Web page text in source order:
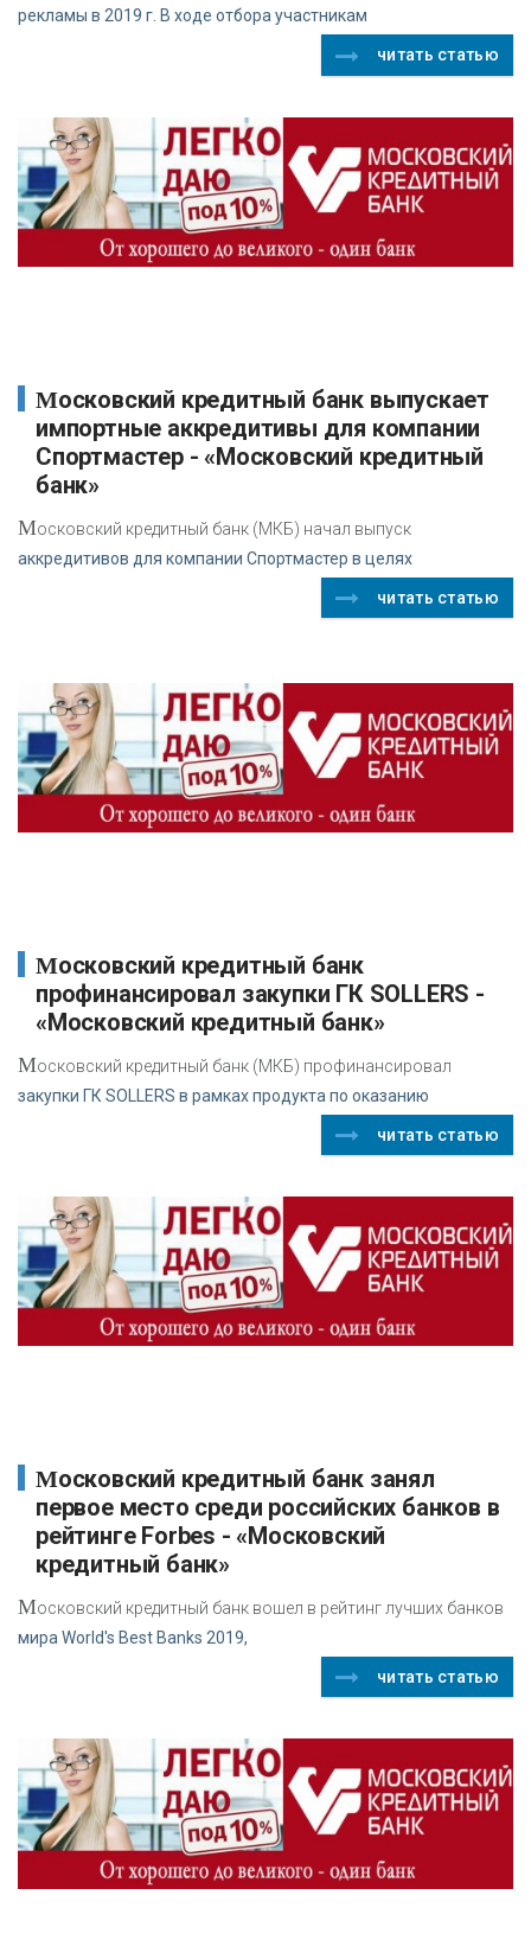
рекламы в 2019 г. В ходе отбора участникам
читать статью
Московский кредитный банк выпускает
импортные аккредитивы для компании
Спортмастер - «Московский кредитный
банк»
Московский кредитный банк (МКБ) начал выпуск
аккредитивов для компании Спортмастер в целях
читать статью
Московский кредитный банк
профинансировал закупки ГК SOLLERS -
«Московский кредитный банк»
Московский кредитный банк (МКБ) профинансировал
закупки ГК SOLLERS в рамках продукта по оказанию
читать статью
Московский кредитный банк занял
первое место среди российских банков в
рейтинге Forbes - «Московский
кредитный банк»
Московский кредитный банк вошел в рейтинг лучших банков
мира World's Best Banks 2019,
читать статью